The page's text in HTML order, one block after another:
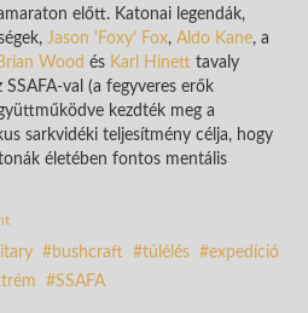
előtt. Katonai legendák,
Jason 'Foxy' Fox, Aldo Kane, a
Wood és Karl Hinett tavaly
val (a fegyveres erők
kezdték meg a
sarkvidéki teljesítmény célja, hogy
életében fontos mentális
bushcraft túlélés
expedíció
SSAFA